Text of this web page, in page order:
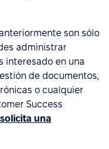
son sólo
administrar
interesado en una
de documentos,
o cualquier
Success
solicita una